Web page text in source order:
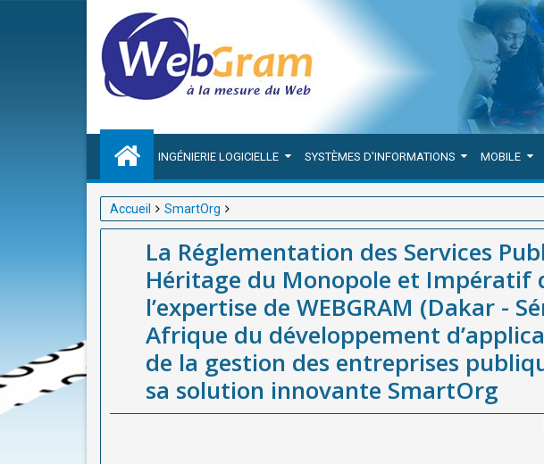
INGÉNIERIE LOGICIELLE SYSTÈMES D'INFORMATIONS MOBILE
Accueil
SmartOrg
La Réglementation des Services Publics en Afrique : Entre Héritage du
de WEBGRAM (Dakar - Sénégal), leader en Afrique du développement
entreprises publiques en Afrique grâce à sa solution innovante SmartOrg
La Réglementation des Services
Héritage du Monopole et Impératif
l’expertise de WEBGRAM (Dakar -
Afrique du développement
de la gestion des entreprises
sa solution innovante SmartOrg